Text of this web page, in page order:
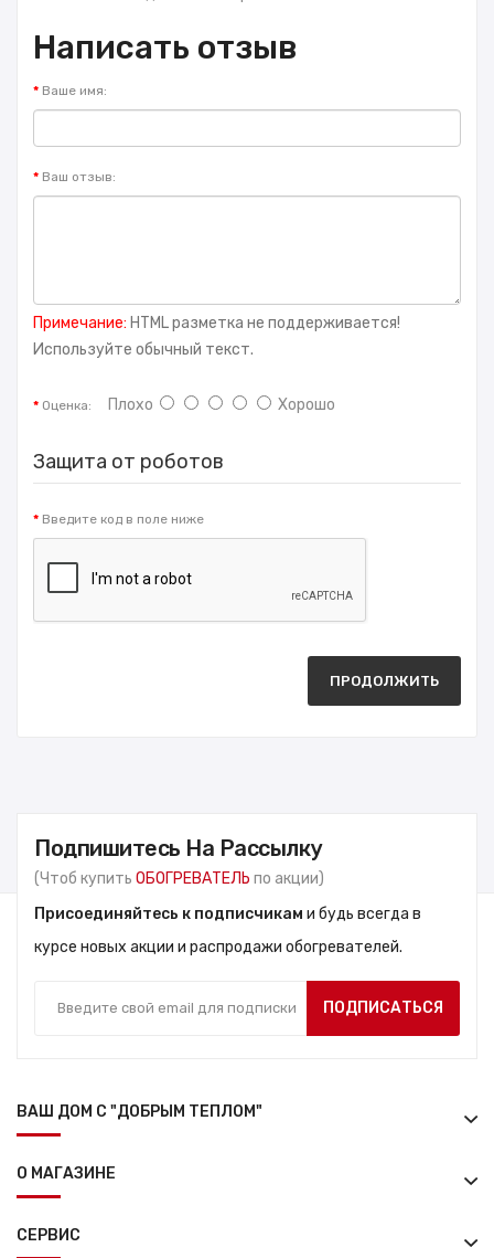
Написать отзыв
Ваше имя:
Ваш отзыв:
Примечание: HTML разметка не поддерживается!
Используйте обычный текст.
Оценка: Плохо Хорошо
Защита от роботов
Введите код в поле ниже
ПРОДОЛЖИТЬ
Подпишитесь На Рассылку
(Чтоб купить ОБОГРЕВАТЕЛЬ по акции)
Присоединяйтесь к подписчикам и будь всегда в
курсе новых акции и распродажи обогревателей.
ПОДПИСАТЬСЯ
ВАШ ДОМ С "ДОБРЫМ ТЕПЛОМ"
О МАГАЗИНЕ
СЕРВИС